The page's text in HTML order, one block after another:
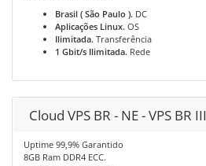
Brasil ( São Paulo ). DC
Aplicações Linux. OS
Ilimitada. Transferência
1 Gbit/s Ilimitada. Rede
Cloud VPS BR - NE - VPS BR III
Uptime 99,9% Garantido
8GB Ram DDR4 ECC.